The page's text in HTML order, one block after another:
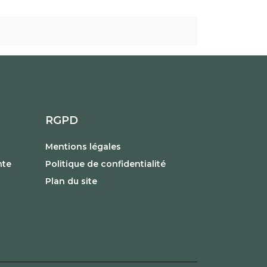
RGPD
Mentions légales
Politique de confidentialité
Plan du site